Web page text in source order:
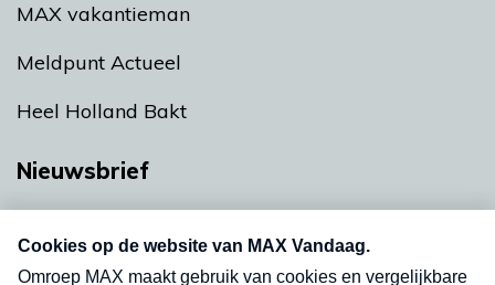
MAX vakantieman
Meldpunt Actueel
Heel Holland Bakt
Nieuwsbrief
nieuwsbrief. Elke vrijdag- en dinsdagochtend in
uw mailbox.